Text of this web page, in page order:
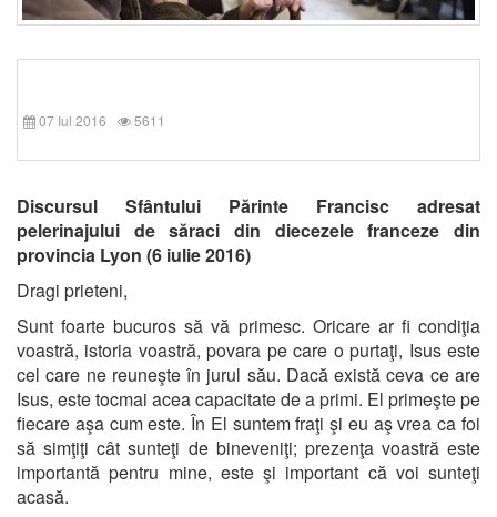
07 Iul 2016 5611
Discursul Sfântului Părinte Francisc adresat
pelerinajului de săraci din diecezele franceze din
provincia Lyon (6 iulie 2016)
Dragi prieteni,
Sunt foarte bucuros să vă primesc. Oricare ar fi condiţia
voastră, istoria voastră, povara pe care o purtaţi, Isus este
cel care ne reuneşte în jurul său. Dacă există ceva ce are
Isus, este tocmai acea capacitate de a primi. El primeşte pe
fiecare aşa cum este. În El suntem fraţi şi eu aş vrea ca foi
să simţiţi cât sunteţi de bineveniţi; prezenţa voastră este
importantă pentru mine, este şi important că voi sunteţi
acasă.